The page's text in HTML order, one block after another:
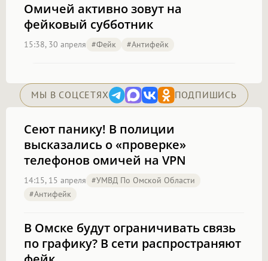
Омичей активно зовут на
фейковый субботник
15:38, 30 апреля #фейк #антифейк
МЫ В СОЦСЕТЯХ ПОДПИШИСЬ
Сеют панику! В полиции
высказались о «проверке»
телефонов омичей на VPN
14:15, 15 апреля #УМВД По Омской Области
#антифейк
В Омске будут ограничивать связь
по графику? В сети распространяют